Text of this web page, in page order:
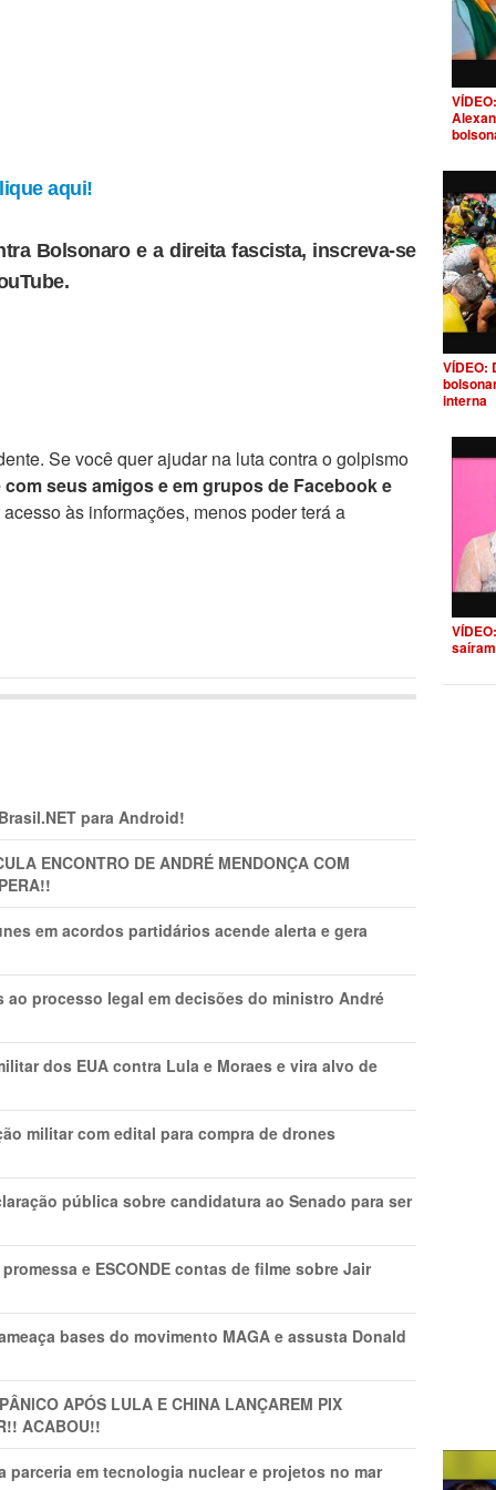
aqui!
Bolsonaro e a direita fascista, inscreva-se
Se você quer ajudar na luta contra o golpismo
seus amigos e em grupos de Facebook e
às informações, menos poder terá a
para Android!
ENCONTRO DE ANDRÉ MENDONÇA COM
em acordos partidários acende alerta e gera
ao processo legal em decisões do ministro André
dos EUA contra Lula e Moraes e vira alvo de
militar com edital para compra de drones
pública sobre candidatura ao Senado para ser
e ESCONDE contas de filme sobre Jair
bases do movimento MAGA e assusta Donald
APÓS LULA E CHINA LANÇAREM PIX
ACABOU!!
parceria em tecnologia nuclear e projetos no mar
VÍDEO:
interna